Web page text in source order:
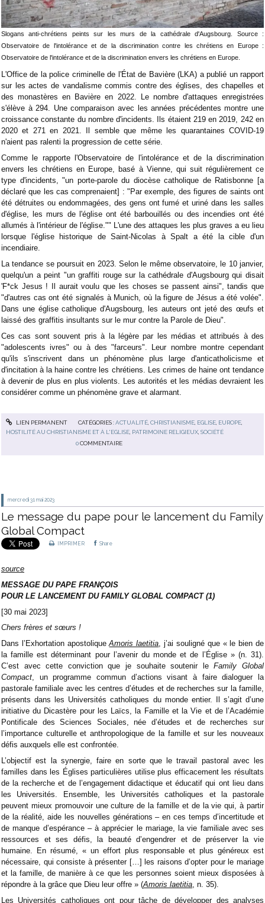
Slogans anti-chrétiens peints sur les murs de la cathédrale d'Augsbourg. Source :
Observatoire de l'intolérance et de la discrimination contre les chrétiens en Europe :
Observatoire de l'intolérance et de la discrimination envers les chrétiens en Europe.
L'Office de la police criminelle de l'État de Bavière (LKA) a publié un rapport
sur les actes de vandalisme commis contre des églises, des chapelles et
des monastères en Bavière en 2022. Le nombre d'attaques enregistrées
s'élève à 294. Une comparaison avec les années précédentes montre une
croissance constante du nombre d'incidents. Ils étaient 219 en 2019, 242 en
2020 et 271 en 2021. Il semble que même les quarantaines COVID-19
n'aient pas ralenti la progression de cette série.
Comme le rapporte l'Observatoire de l'intolérance et de la discrimination
envers les chrétiens en Europe, basé à Vienne, qui suit régulièrement ce
type d'incidents, "un porte-parole du diocèse catholique de Ratisbonne [a
déclaré que les cas comprenaient] : "Par exemple, des figures de saints ont
été détruites ou endommagées, des gens ont fumé et uriné dans les salles
d'église, les murs de l'église ont été barbouillés ou des incendies ont été
allumés à l'intérieur de l'église."" L'une des attaques les plus graves a eu lieu
lorsque l'église historique de Saint-Nicolas à Spalt a été la cible d'un
incendiaire.
La tendance se poursuit en 2023. Selon le même observatoire, le 10 janvier,
quelqu'un a peint "un graffiti rouge sur la cathédrale d'Augsbourg qui disait
'F*ck Jesus ! Il aurait voulu que les choses se passent ainsi", tandis que
"d'autres cas ont été signalés à Munich, où la figure de Jésus a été volée".
Dans une église catholique d'Augsbourg, les auteurs ont jeté des œufs et
laissé des graffitis insultants sur le mur contre la Parole de Dieu".
Ces cas sont souvent pris à la légère par les médias et attribués à des
"adolescents ivres" ou à des "farceurs". Leur nombre montre cependant
qu'ils s'inscrivent dans un phénomène plus large d'anticatholicisme et
d'incitation à la haine contre les chrétiens. Les crimes de haine ont tendance
à devenir de plus en plus violents. Les autorités et les médias devraient les
considérer comme un phénomène grave et alarmant.
LIEN PERMANENT CATÉGORIES :ACTUALITÉ, CHRISTIANISME, EGLISE, EUROPE,
HOSTILITÉ AU CHRISTIANISME ET À L'EGLISE, PATRIMOINE RELIGIEUX,SOCIÉTÉ
0 COMMENTAIRE
mercredi 31 mai 2023
Le message du pape pour le lancement du Family
Global Compact
IMPRIMER Share
source
MESSAGE DU PAPE FRANÇOIS
POUR LE LANCEMENT DU FAMILY GLOBAL COMPACT (1)
[30 mai 2023]
Chers frères et sœurs !
Dans l’Exhortation apostoliqueAmoris laetitia , j’ai souligné que « le bien de
la famille est déterminant pour l’avenir du monde et de l’Église » (n. 31).
C’est avec cette conviction que je souhaite soutenir leFamily Global
Compact , un programme commun d’actions visant à faire dialoguer la
pastorale familiale avec les centres d’études et de recherches sur la famille,
présents dans les Universités catholiques du monde entier. Il s’agit d’une
initiative du Dicastère pour les Laïcs, la Famille et la Vie et de l’Académie
Pontificale des Sciences Sociales, née d’études et de recherches sur
l’importance culturelle et anthropologique de la famille et sur les nouveaux
défis auxquels elle est confrontée.
L’objectif est la synergie, faire en sorte que le travail pastoral avec les
familles dans les Églises particulières utilise plus efficacement les résultats
de la recherche et de l’engagement didactique et éducatif qui ont lieu dans
les Universités. Ensemble, les Universités catholiques et la pastorale
peuvent mieux promouvoir une culture de la famille et de la vie qui, à partir
de la réalité, aide les nouvelles générations – en ces temps d’incertitude et
de manque d’espérance – à apprécier le mariage, la vie familiale avec ses
ressources et ses défis, la beauté d’engendrer et de préserver la vie
humaine. En résumé, « un effort plus responsable et plus généreux est
nécessaire, qui consiste à présenter […] les raisons d’opter pour le mariage
et la famille, de manière à ce que les personnes soient mieux disposées à
répondre à la grâce que Dieu leur offre » (Amoris laetitia , n. 35).
Les Universités catholiques ont pour tâche de développer des analyses